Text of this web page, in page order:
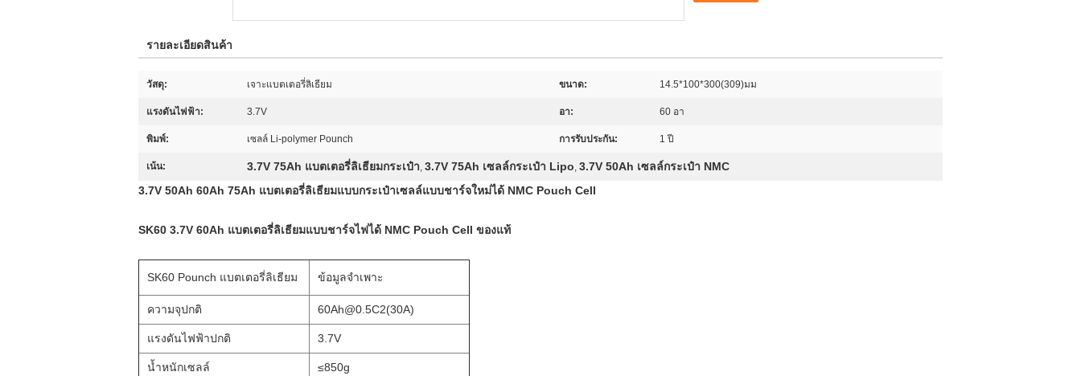
รายละเอียดสินค้า
วัสดุ: เจาะแบตเตอรี่ลิเธียม ขนาด: 14.5*100*300(309)มม
แรงดันไฟฟ้า: 3.7V อา: 60 อา
พิมพ์: เซลล์ Li-polymer Pounch การรับประกัน: 1 ปี
เน้น: 3.7V 75Ah แบตเตอรี่ลิเธียมกระเป๋า, 3.7V 75Ah เซลล์กระเป๋า Lipo, 3.7V 50Ah เซลล์กระเป๋า NMC
3.7V 50Ah 60Ah 75Ah แบตเตอรี่ลิเธียมแบบกระเป๋าเซลล์แบบชาร์จใหม่ได้ NMC Pouch Cell
SK60 3.7V 60Ah แบตเตอรี่ลิเธียมแบบชาร์จไฟได้ NMC Pouch Cell ของแท้
SK60 Pounch แบตเตอรี่ลิเธียม ข้อมูลจำเพาะ
ความจุปกติ 60Ah@0.5C2(30A)
แรงดันไฟฟ้าปกติ 3.7V
น้ำหนักเซลล์ ≤850g